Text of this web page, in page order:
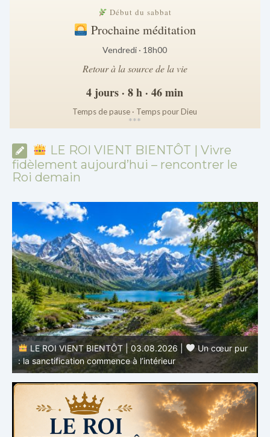
Début du sabbat
Prochaine méditation
Vendredi · 18h00
Retour à la source de la vie
4 jours · 8 h · 46 min
Temps de pause · Temps pour Dieu
***
LE ROI VIENT BIENTÔT | Vivre
fidèlement aujourd’hui – rencontrer le
Roi demain
LE ROI VIENT BIENTÔT | 03.08.2026 |
Un cœur pur
: la sanctification commence à l’intérieur